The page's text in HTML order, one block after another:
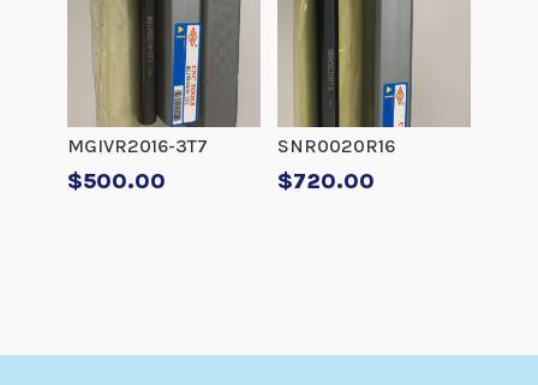
MGIVR2016-3T7
$500.00
SNR0020R16
$720.00